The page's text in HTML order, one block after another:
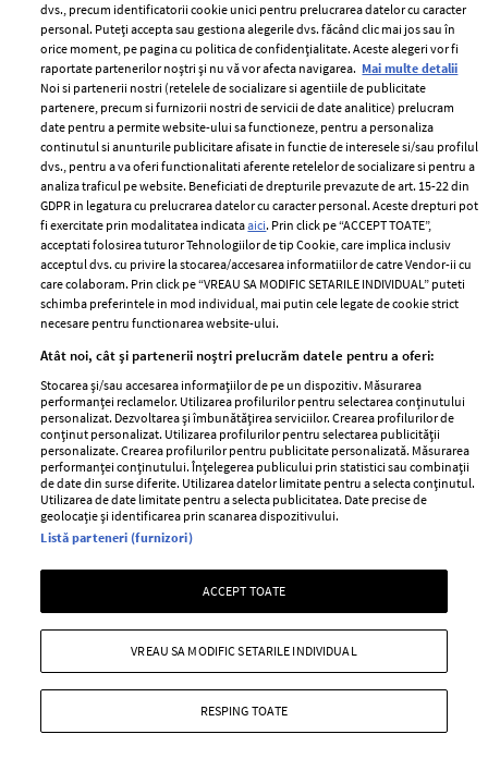
În luna august ai ce să urmărești pe Netflix, așa că venim
în ajutorul tău cu o listă de filme și seriale noi pe care nu
trebuie să le ratezi.
+ MAI MULTE
MAI MULTE ARTICOLE
ABONEAZĂ-TE LA NEWSLETTER
Urmareste-ne pe:
Cele mai citite
7 uleiuri care stimulează creșterea rapidă a
dvs., precum identificatorii cookie unici pentru prelucrarea datelor cu caracter
personal. Puteți accepta sau gestiona alegerile dvs. făcând clic mai jos sau în
orice moment, pe pagina cu politica de confidențialitate. Aceste alegeri vor fi
raportate partenerilor noștri și nu vă vor afecta navigarea. Mai multe detalii
Noi si partenerii nostri (retelele de socializare si agentiile de publicitate
partenere, precum si furnizorii nostri de servicii de date analitice) prelucram
date pentru a permite website-ului sa functioneze, pentru a personaliza
continutul si anunturile publicitare afisate in functie de interesele si/sau profilul
dvs., pentru a va oferi functionalitati aferente retelelor de socializare si pentru a
analiza traficul pe website. Beneficiati de drepturile prevazute de art. 15-22 din
GDPR in legatura cu prelucrarea datelor cu caracter personal. Aceste drepturi pot
fi exercitate prin modalitatea indicataaici. Prin click pe “ACCEPT TOATE”,
acceptati folosirea tuturor Tehnologiilor de tip Cookie, care implica inclusiv
acceptul dvs. cu privire la stocarea/accesarea informatiilor de catre Vendor-ii cu
care colaboram. Prin click pe “VREAU SA MODIFIC SETARILE INDIVIDUAL” puteti
schimba preferintele in mod individual, mai putin cele legate de cookie strict
necesare pentru functionarea website-ului.
Atât noi, cât și partenerii noștri prelucrăm datele pentru a oferi:
Stocarea și/sau accesarea informațiilor de pe un dispozitiv. Măsurarea
performanței reclamelor. Utilizarea profilurilor pentru selectarea conținutului
personalizat. Dezvoltarea și îmbunătățirea serviciilor. Crearea profilurilor de
conținut personalizat. Utilizarea profilurilor pentru selectarea publicității
personalizate. Crearea profilurilor pentru publicitate personalizată. Măsurarea
performanței conținutului. Înțelegerea publicului prin statistici sau combinații
de date din surse diferite. Utilizarea datelor limitate pentru a selecta conținutul.
Utilizarea de date limitate pentru a selecta publicitatea. Date precise de
geolocație și identificarea prin scanarea dispozitivului.
Listă parteneri (furnizori)
ACCEPT TOATE
RESPING TOATE
VREAU SA MODIFIC SETARILE INDIVIDUAL